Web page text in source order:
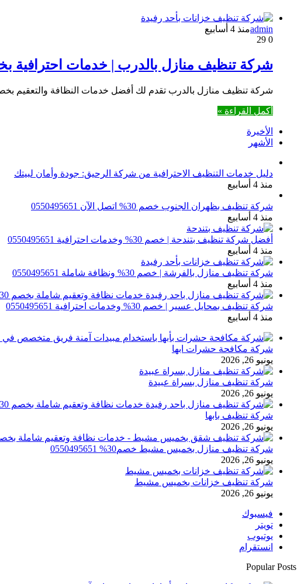
adminمنذ 4 أسابيع
0
شركة تنظيف منازل بالدرب | خدمات احترافية بخصم 30%
شركة تنظيف منازل بالدرب تقدم لك أفضل خدمات النظافة والتعقيم بخصم حصري يصل إلى 30%.
أكمل القراءة »
الأخيرة
الأشهر
دليل خدمات التنظيف الاحترافية من شركة الرحيق: جودة وأمان لبيتك
منذ 4 أسابيع
شركة تنظيف بظهران الجنوب خصم 30% اتصل الآن 0550495651
منذ 4 أسابيع
أفضل شركة تنظيف بتندحة | خصم 30% وخدمات احترافية 0550495651
منذ 4 أسابيع
شركة تنظيف منازل بالفرشة | خصم 30% ونظافة شاملة 0550495651
منذ 4 أسابيع
شركة تنظيف بمحايل عسير | خصم 30% وخدمات احترافية 0550495651
منذ 4 أسابيع
شركة مكافحة حشرات ابها
يونيو 26, 2026
شركة تنظيف منازل بسراة عبيدة
يونيو 26, 2026
شركة تنظيف بابها
يونيو 26, 2026
شركة تنظيف منازل بخميس مشيط خصم30% 0550495651
يونيو 26, 2026
شركة تنظيف خزانات بخميس مشيط
يونيو 26, 2026
فيسبوك
تويتر
يوتيوب
انستقرام
Popular Posts